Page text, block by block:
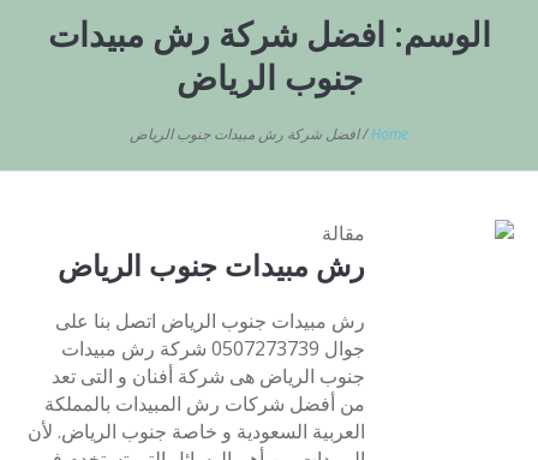
الوسم: افضل شركة رش مبيدات
جنوب الرياض
Home
/افضل شركة رش مبيدات جنوب الرياض
مقالة
رش مبيدات جنوب الرياض
رش مبيدات جنوب الرياض اتصل بنا على
جوال 0507273739 شركة رش مبيدات
جنوب الرياض هى شركة أفنان و التى تعد
من أفضل شركات رش المبيدات بالمملكة
العربية السعودية و خاصة جنوب الرياض. لأن